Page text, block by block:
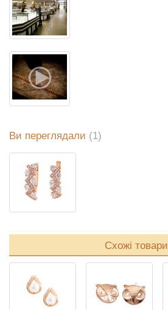
Ви переглядали (1)
Схожі товари